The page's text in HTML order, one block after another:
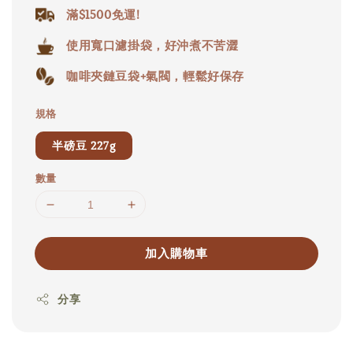
滿$1500免運!
使用寬口濾掛袋，好沖煮不苦澀
咖啡夾鏈豆袋+氣閥，輕鬆好保存
規格
半磅豆 227g
數量
加入購物車
分享